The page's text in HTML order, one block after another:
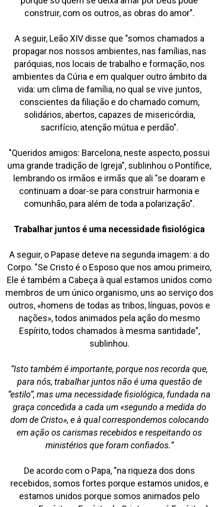
construir, com os outros, as obras do amor".
A seguir, Leão XIV disse que "somos chamados a
propagar nos nossos ambientes, nas famílias, nas
paróquias, nos locais de trabalho e formação, nos
ambientes da Cúria e em qualquer outro âmbito da
vida: um clima de família, no qual se vive juntos,
conscientes da filiação e do chamado comum,
solidários, abertos, capazes de misericórdia,
sacrifício, atenção mútua e perdão".
"Queridos amigos: Barcelona, neste aspecto, possui
uma grande tradição de Igreja", sublinhou o Pontífice,
lembrando os irmãos e irmãs que ali "se doaram e
continuam a doar-se para construir harmonia e
comunhão, para além de toda a polarização".
Trabalhar juntos é uma necessidade fisiológica
A seguir, o Papase deteve na segunda imagem: a do
Corpo. "Se Cristo é o Esposo que nos amou primeiro,
Ele é também a Cabeça à qual estamos unidos como
membros de um único organismo, uns ao serviço dos
outros, «homens de todas as tribos, línguas, povos e
nações», todos animados pela ação do mesmo
Espírito, todos chamados à mesma santidade",
sublinhou.
“Isto também é importante, porque nos recorda que,
para nós, trabalhar juntos não é uma questão de
“estilo”, mas uma necessidade fisiológica, fundada na
graça concedida a cada um «segundo a medida do
dom de Cristo», e à qual correspondemos colocando
em ação os carismas recebidos e respeitando os
ministérios que foram confiados.”
De acordo com o Papa, "na riqueza dos dons
recebidos, somos fortes porque estamos unidos, e
estamos unidos porque somos animados pelo